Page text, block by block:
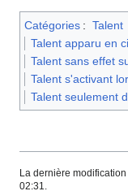
Catégories : Talent
Talent apparu en
Talent sans effet
Talent s'activant
Talent seulement
La dernière
02:31.